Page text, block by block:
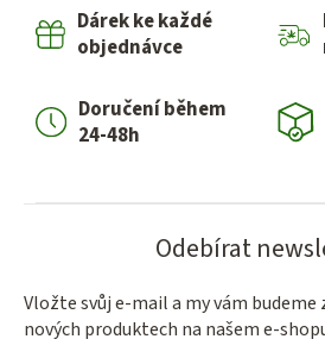
Dárek ke každé
objednávce
Doručení během
24-48h
Odebírat
Vložte svůj e-mail a my vám
nových produktech na našem e-